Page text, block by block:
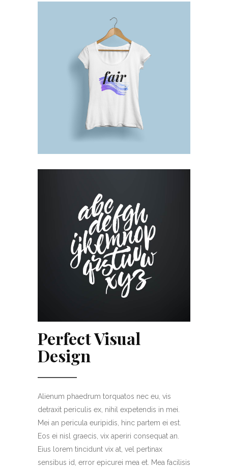
Perfect Visual
Design
Alienum phaedrum torquatos nec eu, vis
detraxit periculis ex, nihil expetendis in mei.
Mei an pericula euripidis, hinc partem ei est.
Eos ei nisl graecis, vix aperiri consequat an.
Eius lorem tincidunt vix at, vel pertinax
sensibus id, error epicurei mea et. Mea facilisis